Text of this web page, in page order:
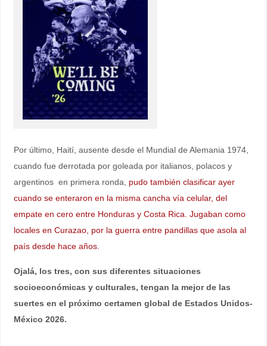
Por último, Haití, ausente desde el Mundial de Alemania 1974,
cuando fue derrotada por goleada por italianos, polacos y
argentinos en primera ronda, pudo también clasificar ayer
cuando se enteraron en la misma cancha vía celular, del
empate en cero entre Honduras y Costa Rica. Jugaban como
locales en Curazao, por la guerra entre pandillas que asola al
país desde hace años.
Ojalá, los tres, con sus diferentes situaciones
socioeconómicas y culturales, tengan la mejor de las
suertes en el próximo certamen global de Estados Unidos-
México 2026.